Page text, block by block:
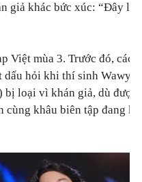
giả khác bức xúc: “Đây là
Việt mùa 3. Trước đó, các
dấu hỏi khi thí sinh Wawy
bị loại vì khán giả, dù được
khâu biên tập đang